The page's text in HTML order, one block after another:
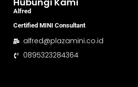
Alfred
Certified MINI Consultant
alfred@plazamini.co.id
0895323284364